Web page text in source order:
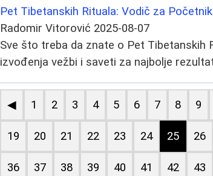
Pet Tibetanskih Rituala: Vodič za
Radomir Vitorović 2025-08-07
Sve što treba da znate o Pet Tibetanskih
izvođenja vežbi i saveti za najbolje
◀ 1 2 3 4 5 6 7 8 9
19 20 21 22 23 24 25 26
36 37 38 39 40 41 42 43